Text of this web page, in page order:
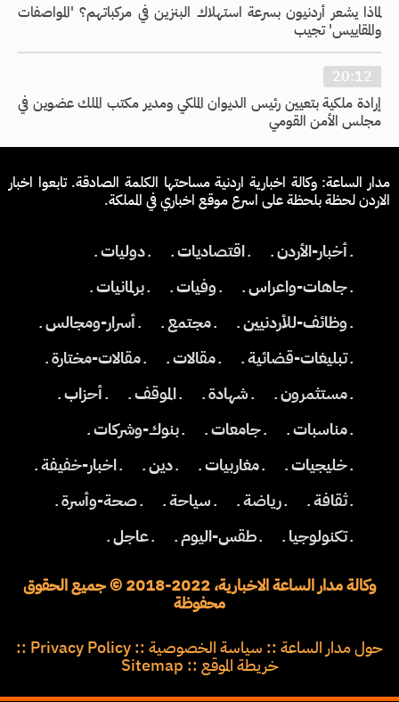
لماذا يشعر أردنيون بسرعة استهلاك البنزين في مركباتهم؟ 'المواصفات
والمقاييس' تجيب
20:12
إرادة ملكية بتعيين رئيس الديوان الملكي ومدير مكتب الملك عضوين في
مجلس الأمن القومي
مدار الساعة: وكالة اخبارية اردنية مساحتها الكلمة الصادقة. تابعوا اخبار
الاردن لحظة بلحظة على اسرع موقع اخباري في المملكة.
ـ أخبار-الأردن ـ ـ اقتصاديات ـ
ـ دوليات ـ
ـ جاهات-واعراس ـ
ـ وفيات ـ
ـ برلمانيات ـ
ـ وظائف-للأردنيين ـ
ـ مجتمع ـ
ـ أسرار-ومجالس ـ
ـ تبليغات-قضائية ـ
ـ مقالات ـ
ـ مقالات-مختارة ـ
ـ مستثمرون ـ
ـ شهادة ـ ـ الموقف ـ
ـ أحزاب ـ
ـ مناسبات ـ
ـ جامعات ـ
ـ بنوك-وشركات ـ
ـ خليجيات ـ
ـ مغاربيات ـ ـ دين ـ
ـ اخبار-خفيفة ـ
ـ ثقافة ـ
ـ رياضة ـ ـ سياحة ـ
ـ صحة-وأسرة ـ
ـ تكنولوجيا ـ
ـ طقس-اليوم ـ ـ عاجل ـ
وكالة مدار الساعة الاخبارية، 2022-2018 © جميع الحقوق
محفوظة
حول مدار الساعة :: سياسة الخصوصية ::
Privacy Policy
::
خريطة الموقع ::
Sitemap